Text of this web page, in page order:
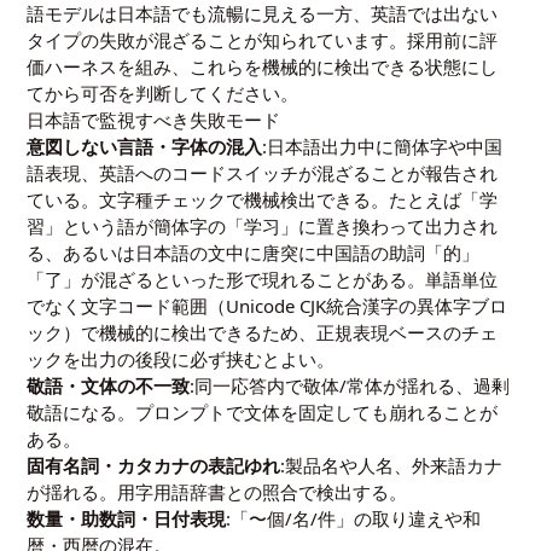
語モデルは日本語でも流暢に見える一方、英語では出ない
タイプの失敗が混ざることが知られています。採用前に評
価ハーネスを組み、これらを機械的に検出できる状態にし
てから可否を判断してください。
日本語で監視すべき失敗モード
意図しない言語・字体の混入:日本語出力中に簡体字や中国
語表現、英語へのコードスイッチが混ざることが報告され
ている。文字種チェックで機械検出できる。たとえば「学
習」という語が簡体字の「学习」に置き換わって出力され
る、あるいは日本語の文中に唐突に中国語の助詞「的」
「了」が混ざるといった形で現れることがある。単語単位
でなく文字コード範囲（Unicode CJK統合漢字の異体字ブロ
ック）で機械的に検出できるため、正規表現ベースのチェ
ックを出力の後段に必ず挟むとよい。
敬語・文体の不一致:同一応答内で敬体/常体が揺れる、過剰
敬語になる。プロンプトで文体を固定しても崩れることが
ある。
固有名詞・カタカナの表記ゆれ:製品名や人名、外来語カナ
が揺れる。用字用語辞書との照合で検出する。
数量・助数詞・日付表現:「〜個/名/件」の取り違えや和
暦・西暦の混在。